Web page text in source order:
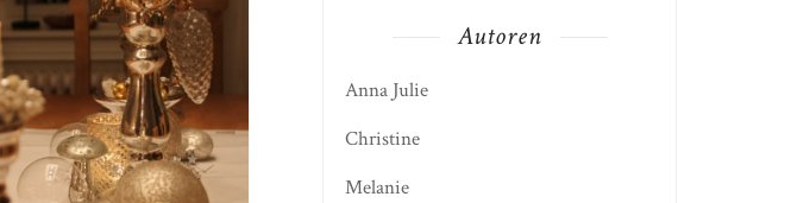
Autoren
Anna Julie
Christine
Melanie